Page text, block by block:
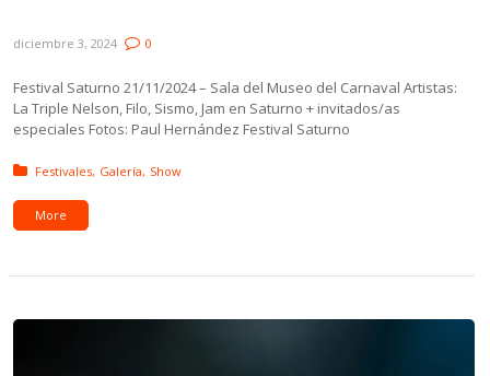
diciembre 3, 2024 0
Festival Saturno 21/11/2024 – Sala del Museo del Carnaval Artistas:
La Triple Nelson, Filo, Sismo, Jam en Saturno + invitados/as
especiales Fotos: Paul Hernández Festival Saturno
Posted in:
Festivales Galería Show
More